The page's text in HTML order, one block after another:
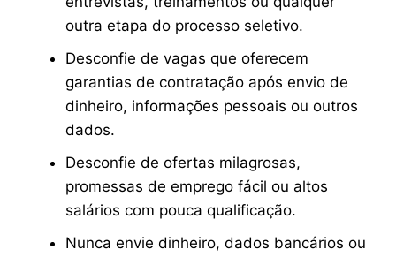
outra etapa do processo seletivo.
Desconfie de vagas que oferecem
garantias de contratação após envio de
dinheiro, informações pessoais ou outros
dados.
Desconfie de ofertas milagrosas,
promessas de emprego fácil ou altos
salários com pouca qualificação.
Nunca envie dinheiro, dados bancários ou